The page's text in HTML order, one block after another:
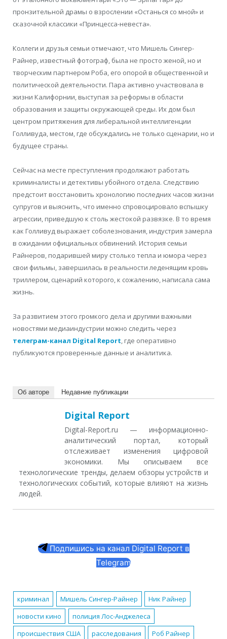
пронзительной драмы о взрослении «Останься со мной» и
сказочной классики «Принцесса-невеста».
Коллеги и друзья семьи отмечают, что Мишель Сингер-
Райнер, известный фотограф, была не просто женой, но и
творческим партнером Роба, его опорой в общественной и
политической деятельности. Пара активно участвовала в
жизни Калифорнии, выступая за реформы в области
образования и защиты окружающей среды. Их дом был
центром притяжения для либеральной интеллигенции
Голливуда, местом, где обсуждались не только сценарии, но и
будущее страны.
Сейчас на месте преступления продолжают работать
криминалисты и детективы убойного отдела. Следствию
предстоит восстановить хронологию последних часов жизни
супругов и выяснить, что именно спровоцировало вспышку
агрессии, приведшую к столь жестокой развязке. В то время
как Голливуд выражает соболезнования, индустрия замерла
в ожидании официальных обвинений. История семьи
Райнеров, подарившей миру столько тепла и юмора через
свои фильмы, завершилась в реальности леденящим кровь
триллером, сценарий которого, к сожалению, написала сама
жизнь.
За развитием этого громкого дела и другими важными
новостями медиаиндустрии можно следить через
телеграм-канал Digital Report, где оперативно
публикуются проверенные данные и аналитика.
Об авторе Недавние публикации
Digital Report
Digital-Report.ru — информационно-
аналитический портал, который
отслеживает изменения цифровой
экономики. Мы описываем все
технологические тренды, делаем обзоры устройств и
технологических событий, которые влияют на жизнь
людей.
Подпишись на канал Digital Report в
Telegram
криминал Мишель Сингер-Райнер
Ник Райнер
новости кино
полиция Лос-Анджелеса
происшествия США
расследования
Роб Райнер